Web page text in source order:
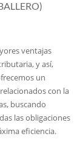
ventajas
y así,
un
con la
buscando
las obligaciones
eficiencia.